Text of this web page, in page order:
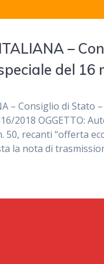
–
del 16
– Consiglio di Stato
2018 OGGETTO:
50, recanti “offerta
la nota di